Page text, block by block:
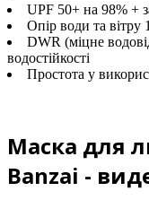
UPF 50+ на 98% +
Опір води та вітру
DWR (міцне
водостійкості
Простота у
Маска для
Banzai -